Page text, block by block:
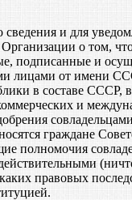
и для
о том,
подписанные и
лицами от имени
в составе СССР,
и
граждане
полномочия
правовых